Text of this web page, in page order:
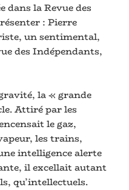
dans la Revue des
: Pierre
un sentimental,
des Indépendants,
la « grande
Attiré par les
le gaz,
les trains,
intelligence alerte
il excellait autant
qu’intellectuels.